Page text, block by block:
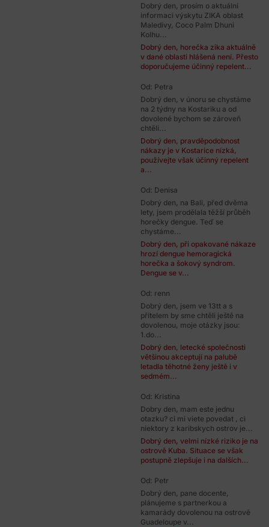
Dobrý den, prosím o aktuální
informaci výskytu ZIKA oblast
Maledivy, Coco Palm Dhuni
Kolhu...
Dobrý den, horečka zika aktuálně
v dané oblasti hlášená není. Přesto
doporučujeme účinný repelent...
Od: Petra
Dobrý den, v únoru se chystáme
na 2 týdny na Kostariku a od
dovolené bychom se zároveň
chtěli...
Dobrý den, pravděpodobnost
nákazy je v Kostarice nízká,
používejte však účinný repelent
a...
Od: Denisa
Dobrý den, na Bali, před dvěma
lety, jsem prodělala těžší průběh
horečky dengue. Teď se
chystáme...
Dobrý den, při opakované nákaze
hrozí dengue hemoragická
horečka a šokový syndrom.
Dengue se v...
Od: renn
Dobrý den, jsem ve 13tt a s
přítelem by sme chtěli ještě na
dovolenou, moje otázky jsou:
1.do...
Dobrý den, letecké společnosti
většinou akceptují na palubě
letadla těhotné ženy ještě i v
sedmém...
Od: Kristina
Dobry den, mam este jednu
otazku? ci mi viete povedat , ci
niektory z karibskych ostrov je...
Dobrý den, velmi nízké riziko je na
ostrově Kuba. Situace se však
postupně zlepšuje i na dalších...
Od: Petr
Dobrý den, pane docente,
plánujeme s partnerkou a
kamarády dovolenou na ostrově
Guadeloupe v...